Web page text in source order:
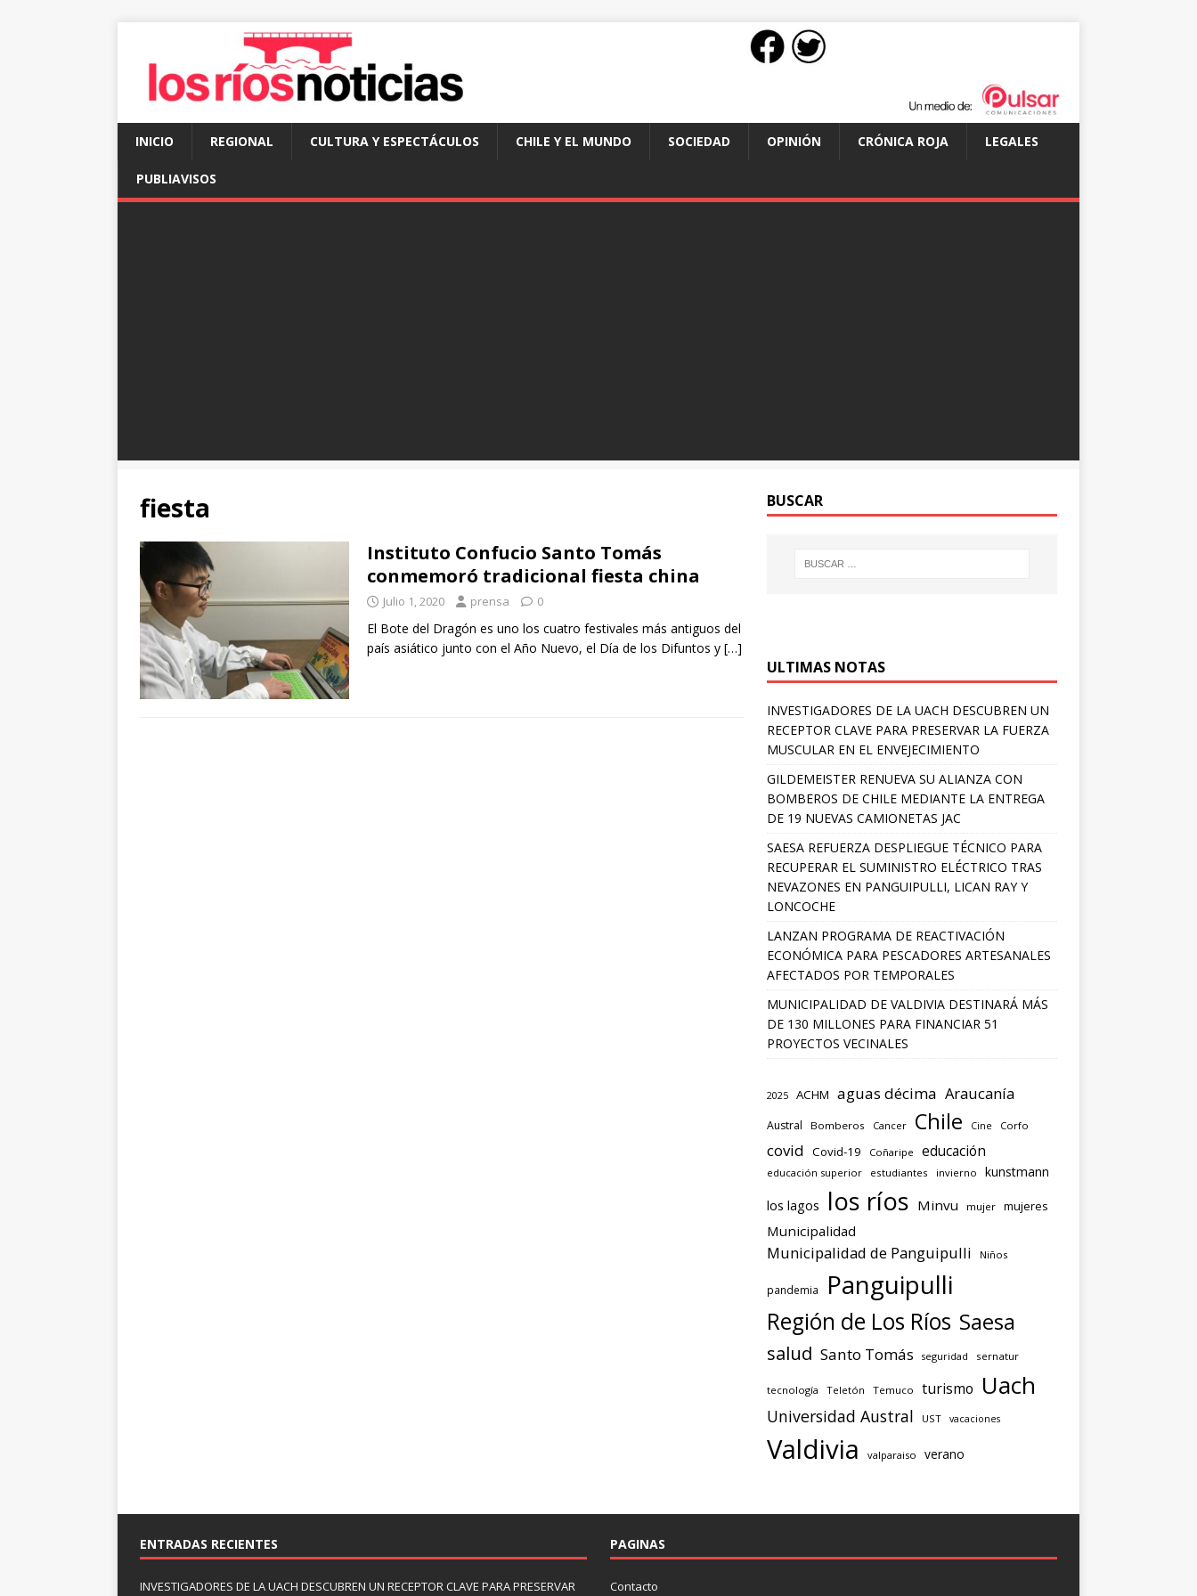
INICIO REGIONAL CULTURA Y ESPECTÁCULOS CHILE Y EL MUNDO SOCIEDAD OPINIÓN CRÓNICA ROJA LEGALES
PUBLIAVISOS
fiesta
Instituto Confucio Santo Tomás
conmemoró tradicional fiesta china
Julio 1, 2020 prensa 0
El Bote del Dragón es uno los cuatro festivales más antiguos del
país asiático junto con el Año Nuevo, el Día de los Difuntos y […]
BUSCAR
ULTIMAS NOTAS
INVESTIGADORES DE LA UACH DESCUBREN UN
RECEPTOR CLAVE PARA PRESERVAR LA FUERZA
MUSCULAR EN EL ENVEJECIMIENTO
GILDEMEISTER RENUEVA SU ALIANZA CON
BOMBEROS DE CHILE MEDIANTE LA ENTREGA
DE 19 NUEVAS CAMIONETAS JAC
SAESA REFUERZA DESPLIEGUE TÉCNICO PARA
RECUPERAR EL SUMINISTRO ELÉCTRICO TRAS
NEVAZONES EN PANGUIPULLI, LICAN RAY Y
LONCOCHE
LANZAN PROGRAMA DE REACTIVACIÓN
ECONÓMICA PARA PESCADORES ARTESANALES
AFECTADOS POR TEMPORALES
MUNICIPALIDAD DE VALDIVIA DESTINARÁ MÁS
DE 130 MILLONES PARA FINANCIAR 51
PROYECTOS VECINALES
2025 ACHM aguas décima Araucanía
Austral Bomberos Cancer Chile Cine Corfo
covid Covid-19 Coñaripe educación
educación superior estudiantes invierno kunstmann
los lagos los ríos Minvu mujer mujeres
Municipalidad
Municipalidad de Panguipulli Niños
pandemia Panguipulli
Región de Los Ríos Saesa
salud Santo Tomás seguridad sernatur
tecnología Teletón Temuco turismo Uach
Universidad Austral UST vacaciones
Valdivia valparaiso verano
ENTRADAS RECIENTES
INVESTIGADORES DE LA UACH DESCUBREN UN RECEPTOR CLAVE PARA PRESERVAR
PAGINAS
Contacto